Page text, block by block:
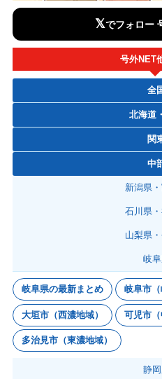
𝕏でフォロー
号外NET
全
北海道
関
中
新潟県
石川県
山梨県
岐
岐阜県の最新まとめ 岐阜市（
大垣市（西濃地域） 可児市（
多治見市（東濃地域）
静